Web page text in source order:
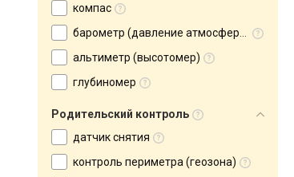
компас
барометр (давление атмосферное)
альтиметр (высотомер)
глубиномер
Родительский контроль
датчик снятия
контроль периметра (геозона)